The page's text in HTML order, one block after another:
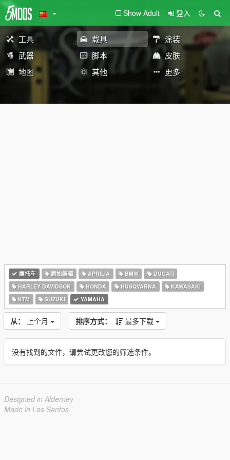
Show Adult 登入
工具 载具
涂装
武器
脚本
皮肤
地图
其他 更多
摩托车 原始编辑 APRILIA BMW
DUCATI
HARLEY DAVIDSON
HONDA HUSQVARNA
KAWASAKI
KTM
SUZUKI YAMAHA
从： 上个月 排序方式： 最多下载
没有找到的文件，请尝试更改您的筛选条件。
Designed in Alderney
Made in Los Santos